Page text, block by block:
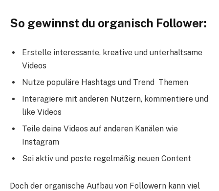
So gewinnst du organisch Follower:
Erstelle interessante, kreative und unterhaltsame
Videos
Nutze populäre Hashtags und Trend Themen
Interagiere mit anderen Nutzern, kommentiere und
like Videos
Teile deine Videos auf anderen Kanälen wie
Instagram
Sei aktiv und poste regelmäßig neuen Content
Doch der organische Aufbau von Followern kann viel